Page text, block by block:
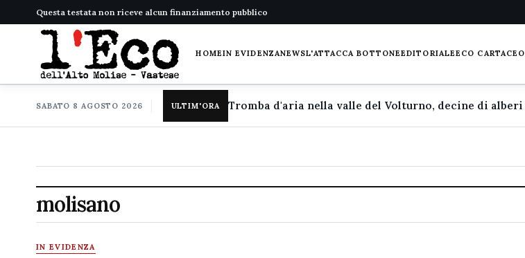
Questa testata non riceve alcun finanziamento pubblico
HOMEIN EVIDENZANEWSL'ATTACCA BOTTONEEDITORIALEECO CARTACEO
SABATO 8 AGOSTO 2026 ULTIM'ORA
molisano
IN EVIDENZA